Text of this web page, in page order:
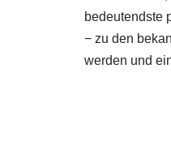
bedeutendste
− zu den
werden und